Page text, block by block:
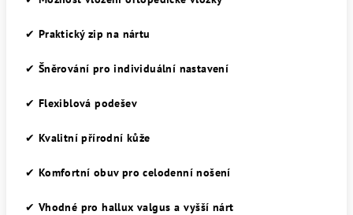
✔ Praktický zip na nártu
✔ Šněrování pro individuální nastavení
✔ Flexiblová podešev
✔ Kvalitní přírodní kůže
✔ Komfortní obuv pro celodenní nošení
✔ Vhodné pro hallux valgus a vyšší nárt